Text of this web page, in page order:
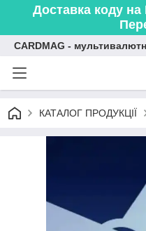
Доставка коду на
CARDMAG -
КАТАЛОГ ПРОДУКЦІЇ